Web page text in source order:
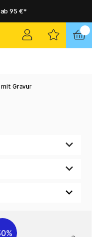
95 €*
95 €*
Gravur